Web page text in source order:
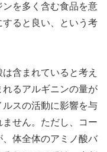
を多く含む食品を意
ると良い、という考
含まれていると考え
るアルギニンの量が
スの活動に影響を与
せん。ただし、コー
体全体のアミノ酸バ